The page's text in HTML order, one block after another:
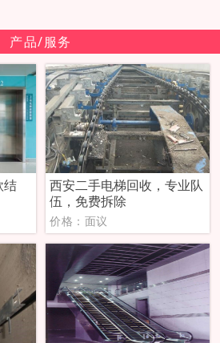
产品/服务
结
西安二手电梯回收，专业队
伍，免费拆除
价格：面议